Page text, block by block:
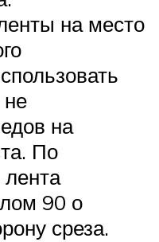
на место
на
По
лента
90 о
среза.